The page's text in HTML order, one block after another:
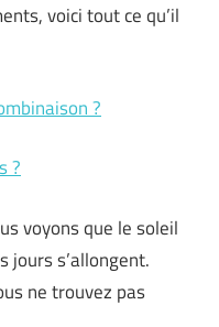
voici tout ce qu’il
?
?
voyons que le soleil
jours s’allongent.
ne trouvez pas